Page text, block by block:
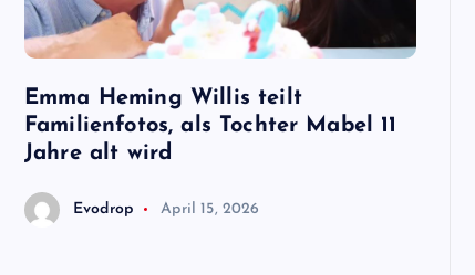
Emma Heming Willis teilt
Familienfotos, als Tochter Mabel 11
Jahre alt wird
Evodrop April 15, 2026